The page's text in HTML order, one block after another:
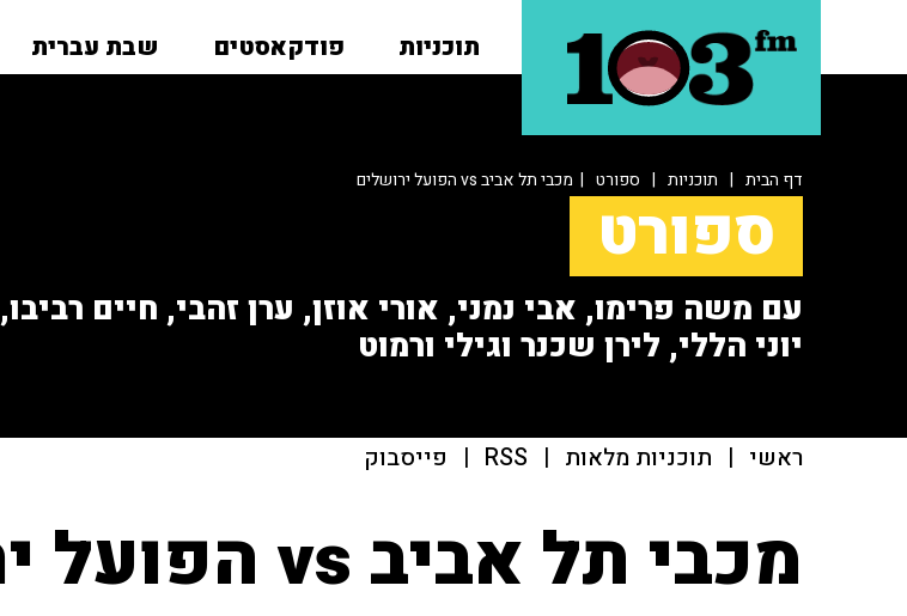
תוכניות פודקאסטים שבת עברית
דף הבית | תוכניות | ספורט | מכבי תל אביב vs הפועל ירושלים
ספורט
עם משה פרימו, אבי נמני, אורי אוזן, ערן זהבי, חיים רביבו,
יוני הללי, לירן שכנר וגילי ורמוט
ראשי | תוכניות מלאות |
RSS
| פייסבוק
מכבי תל אביב vs הפועל ירושלים